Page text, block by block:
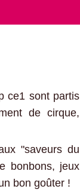
ce1 sont partis
de cirque,
"saveurs du
bonbons, jeux
bon goûter !